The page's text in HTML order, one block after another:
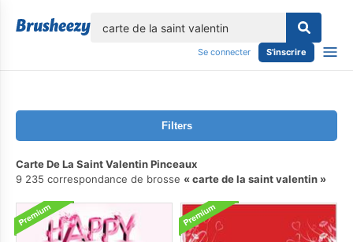
Se connecter S'inscrire
Filters
Carte De La Saint Valentin Pinceaux
9 235 correspondance de brosse
carte de la saint valentin